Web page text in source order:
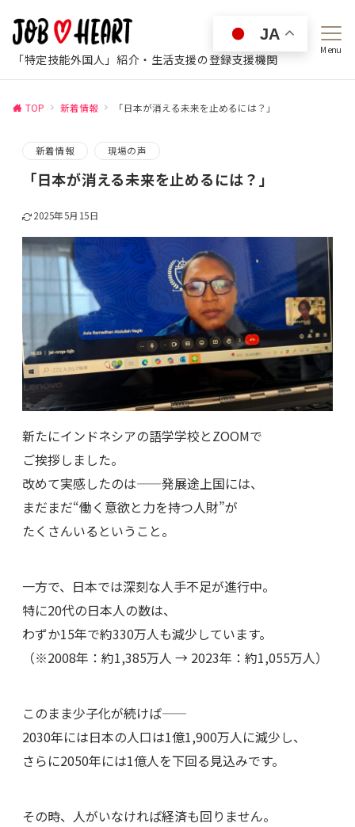
「特定技能外国人」紹介・生活支援の登録支援機関
Menu
TOP 新着情報 「日本が消える未来を止めるには？」
新着情報 現場の声
「日本が消える未来を止めるには？」
2025年5月15日
新たにインドネシアの語学学校とZOOMで
ご挨拶しました。
改めて実感したのは——発展途上国には、
まだまだ“働く意欲と力を持つ人財”が
たくさんいるということ。
一方で、日本では深刻な人手不足が進行中。
特に20代の日本人の数は、
わずか15年で約330万人も減少しています。
（※2008年：約1,385万人 → 2023年：約1,055万人）
このまま少子化が続けば——
2030年には日本の人口は1億1,900万人に減少し、
さらに2050年には1億人を下回る見込みです。
その時、人がいなければ経済も回りません。
JA